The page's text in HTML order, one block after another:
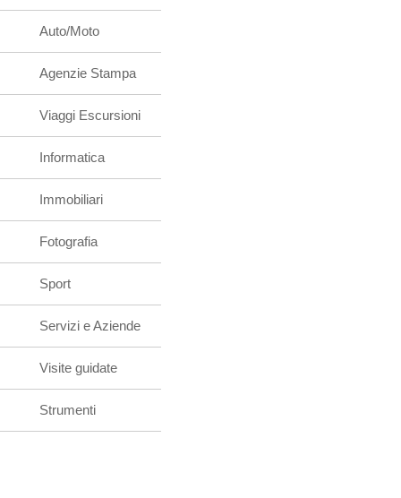
Auto/Moto
Agenzie Stampa
Viaggi Escursioni
Informatica
Immobiliari
Fotografia
Sport
Servizi e Aziende
Visite guidate
Strumenti